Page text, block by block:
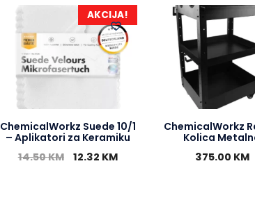
AKCIJA!
ChemicalWorkz Suede 10/1
– Aplikatori za Keramiku
14.50KM 12.32 KM
ChemicalWorkz
Kolica
375.00 KM